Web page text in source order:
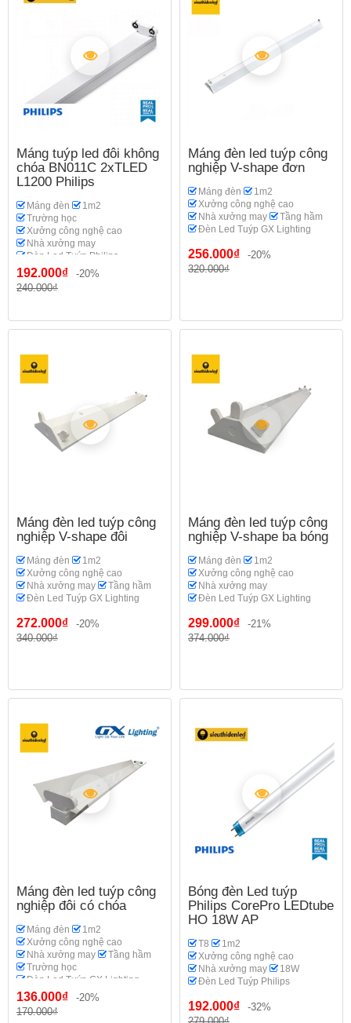
Máng tuýp led đôi không
chóa BN011C 2xTLED
L1200 Philips
Máng đèn
1m2
Trường học
Xưởng công nghệ cao
Nhà xưởng may
Đèn Led Tuýp Philips
192.000₫
-20%
240.000₫
Máng đèn led tuýp công
nghiệp V-shape đơn
Máng đèn
1m2
Xưởng công nghệ cao
Nhà xưởng may
Tầng hầm
Đèn Led Tuýp GX Lighting
256.000₫
-20%
320.000₫
Máng đèn led tuýp công
nghiệp V-shape đôi
Máng đèn
1m2
Xưởng công nghệ cao
Nhà xưởng may
Tầng hầm
Đèn Led Tuýp GX Lighting
272.000₫
-20%
340.000₫
Máng đèn led tuýp công
nghiệp V-shape ba bóng
Máng đèn
1m2
Xưởng công nghệ cao
Nhà xưởng may
Đèn Led Tuýp GX Lighting
299.000₫
-21%
374.000₫
Máng đèn led tuýp công
nghiệp đôi có chóa
Máng đèn
1m2
Xưởng công nghệ cao
Nhà xưởng may
Tầng hầm
Trường học
Đèn Led Tuýp GX Lighting
136.000₫
-20%
170.000₫
Bóng đèn Led tuýp
Philips CorePro LEDtube
HO 18W AP
T8
1m2
Xưởng công nghệ cao
Nhà xưởng may
18W
Đèn Led Tuýp Philips
192.000₫
-32%